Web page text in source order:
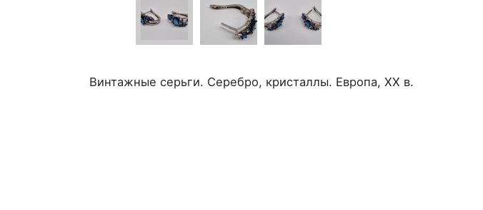
Винтажные серьги. Серебро, кристаллы. Европа, ХХ в.